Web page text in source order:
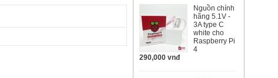
Nguồn chính
hãng 5.1V -
3A type C
white cho
Raspberry Pi
4
290,000 vnđ